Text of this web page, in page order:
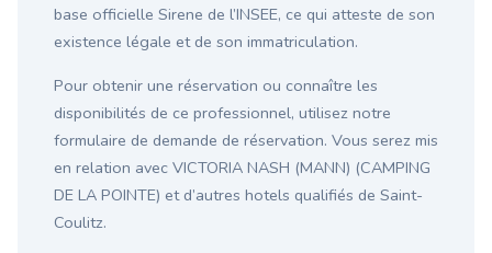
base officielle Sirene de l’INSEE, ce qui atteste de son
existence légale et de son immatriculation.
Pour obtenir une réservation ou connaître les
disponibilités de ce professionnel, utilisez notre
formulaire de demande de réservation. Vous serez mis
en relation avec VICTORIA NASH (MANN) (CAMPING
DE LA POINTE) et d’autres hotels qualifiés de Saint-
Coulitz.